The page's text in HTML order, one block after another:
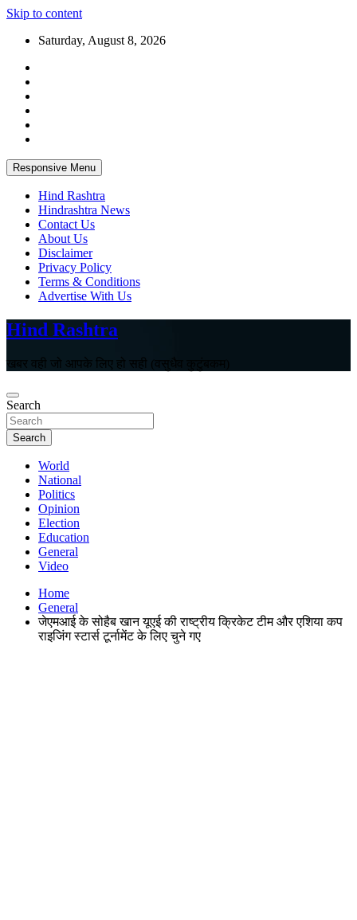
Skip to content
Saturday, August 8, 2026
Responsive Menu
Hind Rashtra
Hindrashtra News
Contact Us
About Us
Disclaimer
Privacy Policy
Terms & Conditions
Advertise With Us
Hind Rashtra
खबर वही जो आपके लिए हो सही (वसुधैव कुटुंबकम)
Search
Search
World
National
Politics
Opinion
Election
Education
General
Video
Home
General
जेएमआई के सोहैब खान यूएई की राष्ट्रीय क्रिकेट टीम और एशिया कप
राइजिंग स्टार्स टूर्नामेंट के लिए चुने गए